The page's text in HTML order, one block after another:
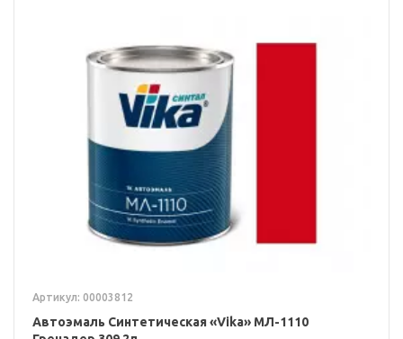
Артикул: 00003812
Автоэмаль Синтетическая «Vika» МЛ-1110